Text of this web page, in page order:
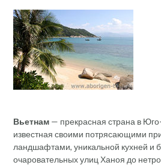
Вьетнам — прекрасная страна в
известная своими потрясающими
ландшафтами, уникальной кухней и
очаровательных улиц Ханоя до